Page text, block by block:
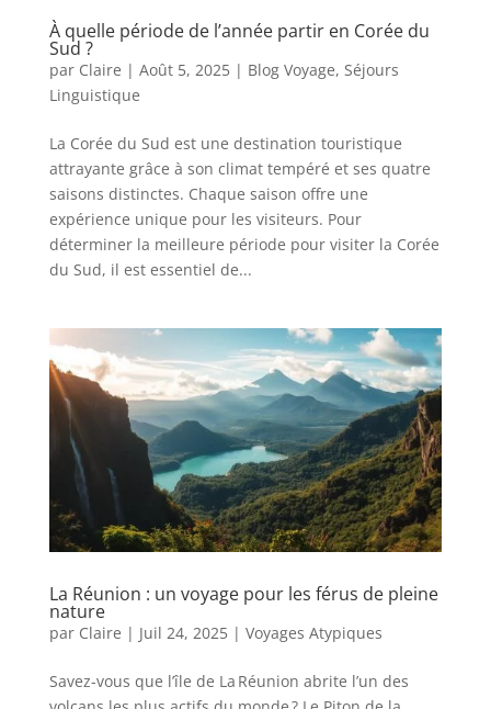
À quelle période de l’année partir en Corée du
Sud ?
par Claire | Août 5, 2025| Blog Voyage, Séjours
Linguistique
La Corée du Sud est une destination touristique
attrayante grâce à son climat tempéré et ses quatre
saisons distinctes. Chaque saison offre une
expérience unique pour les visiteurs. Pour
déterminer la meilleure période pour visiter la Corée
du Sud, il est essentiel de...
La Réunion : un voyage pour les férus de pleine
nature
par Claire | Juil 24, 2025| Voyages Atypiques
Savez-vous que l’île de La Réunion abrite l’un des